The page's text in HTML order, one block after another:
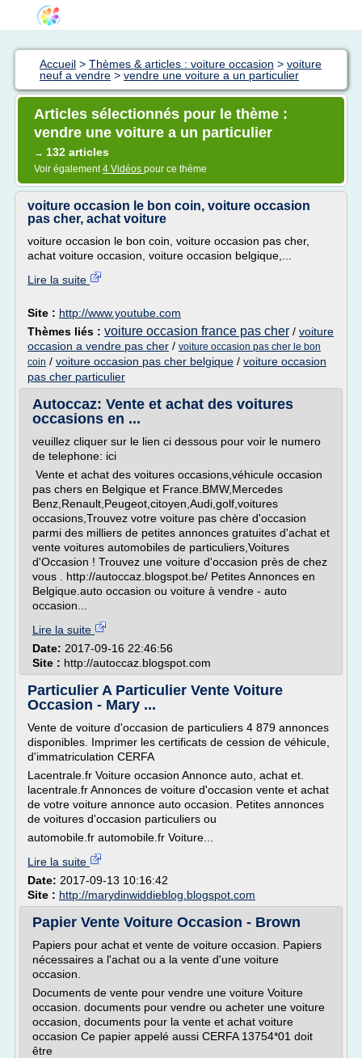
Accueil > Thèmes & articles : voiture occasion > voiture
neuf a vendre > vendre une voiture a un particulier
Articles sélectionnés pour le thème :
vendre une voiture a un particulier
→ 132 articles
Voir également4 Vidéos pour ce thème
voiture occasion le bon coin, voiture occasion
pas cher, achat voiture
voiture occasion le bon coin, voiture occasion pas cher,
achat voiture occasion, voiture occasion belgique,...
Lire la suite
Site : http://www.youtube.com
Thèmes liés : voiture occasion france pas cher / voiture
occasion a vendre pas cher / voiture occasion pas cher le bon
coin / voiture occasion pas cher belgique / voiture occasion
pas cher particulier
Autoccaz: Vente et achat des voitures
occasions en ...
veuillez cliquer sur le lien ci dessous pour voir le numero
de telephone: ici
Vente et achat des voitures occasions,véhicule occasion
pas chers en Belgique et France.BMW,Mercedes
Benz,Renault,Peugeot,citoyen,Audi,golf,voitures
occasions,Trouvez votre voiture pas chère d'occasion
parmi des milliers de petites annonces gratuites d'achat et
vente voitures automobiles de particuliers,Voitures
d'Occasion ! Trouvez une voiture d'occasion près de chez
vous . http://autoccaz.blogspot.be/ Petites Annonces en
Belgique.auto occasion ou voiture à vendre - auto
occasion...
Lire la suite
Date: 2017-09-16 22:46:56
Site : http://autoccaz.blogspot.com
Particulier A Particulier Vente Voiture
Occasion - Mary ...
Vente de voiture d'occasion de particuliers 4 879 annonces
disponibles. Imprimer les certificats de cession de véhicule,
d'immatriculation CERFA
Lacentrale.fr Voiture occasion Annonce auto, achat et.
lacentrale.fr Annonces de voiture d'occasion vente et achat
de votre voiture annonce auto occasion. Petites annonces
de voitures d'occasion particuliers ou
automobile.fr automobile.fr Voiture...
Lire la suite
Date: 2017-09-13 10:16:42
Site : http://marydinwiddieblog.blogspot.com
Papier Vente Voiture Occasion - Brown
Papiers pour achat et vente de voiture occasion. Papiers
nécessaires a l'achat ou a la vente d'une voiture
occasion.
Documents de vente pour vendre une voiture Voiture
occasion. documents pour vendre ou acheter une voiture
occasion, documents pour la vente et achat voiture
occasion Ce papier appelé aussi CERFA 13754*01 doit
être